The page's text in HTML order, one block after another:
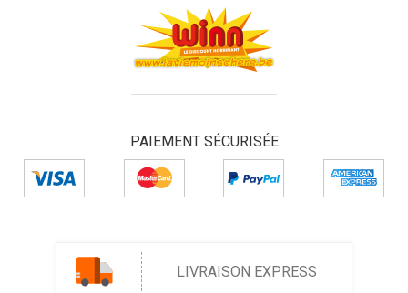
PAIEMENT SÉCURISÉE
LIVRAISON EXPRESS